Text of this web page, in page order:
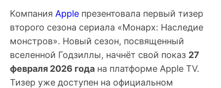
Компания Apple презентовала первый тизер
второго сезона сериала «Монарх: Наследие
монстров». Новый сезон, посвященный
вселенной Годзиллы, начнёт свой показ 27
февраля 2026 года на платформе Apple TV.
Тизер уже доступен на официальном